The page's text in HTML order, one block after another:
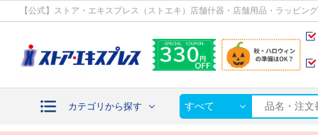
【公式】ストア・エキスプレス（ストエキ）店舗什器・店舗用品・ラッピン
カテゴリから探す すべて